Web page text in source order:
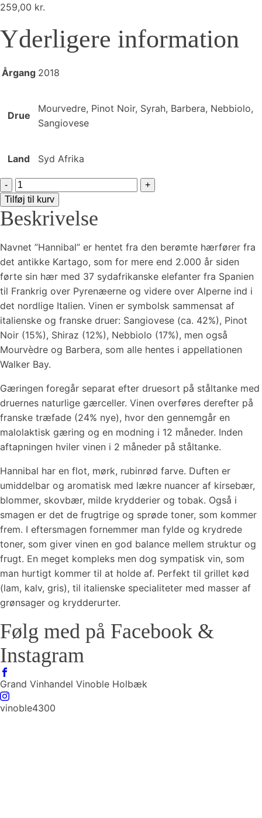
259,00 kr.
Yderligere information
Årgang 2018
Drue
Mourvedre, Pinot Noir, Syrah, Barbera, Nebbiolo,
Sangiovese
Land Syd Afrika
Bouchard
Finlayson
-
Hannibal
antal
Tilføj til kurv
Beskrivelse
Navnet ”Hannibal” er hentet fra den berømte hærfører fra
det antikke Kartago, som for mere end 2.000 år siden
førte sin hær med 37 sydafrikanske elefanter fra Spanien
til Frankrig over Pyrenæerne og videre over Alperne ind i
det nordlige Italien. Vinen er symbolsk sammensat af
italienske og franske druer: Sangiovese (ca. 42%), Pinot
Noir (15%), Shiraz (12%), Nebbiolo (17%), men også
Mourvèdre og Barbera, som alle hentes i appellationen
Walker Bay.
Gæringen foregår separat efter druesort på ståltanke med
druernes naturlige gærceller. Vinen overføres derefter på
franske træfade (24% nye), hvor den gennemgår en
malolaktisk gæring og en modning i 12 måneder. Inden
aftapningen hviler vinen i 2 måneder på ståltanke.
Hannibal har en flot, mørk, rubinrød farve. Duften er
umiddelbar og aromatisk med lækre nuancer af kirsebær,
blommer, skovbær, milde krydderier og tobak. Også i
smagen er det de frugtrige og sprøde toner, som kommer
frem. I eftersmagen fornemmer man fylde og krydrede
toner, som giver vinen en god balance mellem struktur og
frugt. En meget kompleks men dog sympatisk vin, som
man hurtigt kommer til at holde af. Perfekt til grillet kød
(lam, kalv, gris), til italienske specialiteter med masser af
grønsager og krydderurter.
Følg med på Facebook &
Instagram
Grand Vinhandel Vinoble Holbæk
vinoble4300